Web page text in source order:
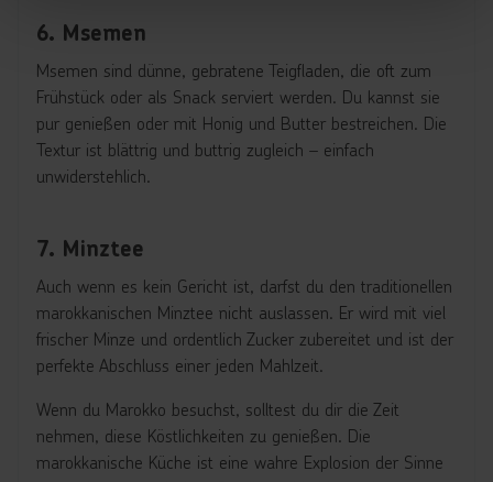
6. Msemen
Msemen sind dünne, gebratene Teigfladen, die oft zum
Frühstück oder als Snack serviert werden. Du kannst sie
pur genießen oder mit Honig und Butter bestreichen. Die
Textur ist blättrig und buttrig zugleich – einfach
unwiderstehlich.
7. Minztee
Auch wenn es kein Gericht ist, darfst du den traditionellen
marokkanischen Minztee nicht auslassen. Er wird mit viel
frischer Minze und ordentlich Zucker zubereitet und ist der
perfekte Abschluss einer jeden Mahlzeit.
Wenn du Marokko besuchst, solltest du dir die Zeit
nehmen, diese Köstlichkeiten zu genießen. Die
marokkanische Küche ist eine wahre Explosion der Sinne